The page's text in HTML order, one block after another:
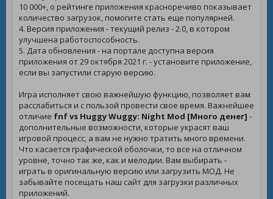
10 000+, о рейтинге приложения красноречиво показывает
количество загрузок, помогите стать еще популярней.
4. Версия приложения - текущий релиз - 2.0, в котором
улучшена работоспособность.
5. Дата обновления - на портале доступна версия
приложения от 29 октября 2021 г. - установите приложение,
если вы запустили старую версию.
Игра исполняет свою важнейшую функцию, позволяет вам
расслабиться и с пользой провести свое время. Важнейшее
отличие fnf vs Huggy Wuggy: Night Mod [Много денег] -
дополнительные возможности, которые украсят ваш
игровой процесс, а вам не нужно тратить много времени.
Что касается графической оболочки, то все на отличном
уровне, точно так же, как и мелодии. Вам выбирать -
играть в оригинальную версию или загрузить МОД. Не
забывайте посещать наш сайт для загрузки различных
приложений.